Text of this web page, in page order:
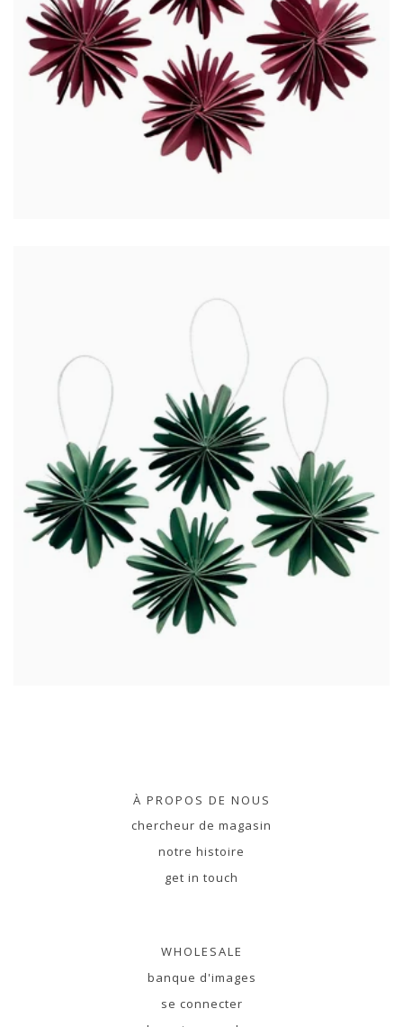
À PROPOS DE NOUS
chercheur de magasin
notre histoire
get in touch
WHOLESALE
banque d'images
se connecter